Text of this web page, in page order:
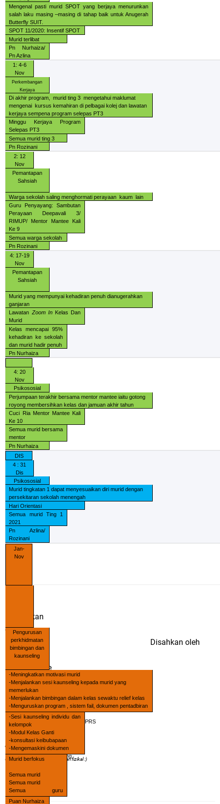
Mengenal pasti murid SPOT yang berjaya menurunkan
salah laku masing –masing di tahap baik untuk Anugerah
Butterfly SUIT.
SPOT 11/2020: Insentif SPOT
Murid terlibat
Pn Nurhaiza/
Pn Azlina
1: 4-6
Nov
Perkembangan
Kerjaya
Di akhir program, murid ting 3 mengetahui maklumat
mengenai kursus kemahiran di pelbagai kolej dan lawatan
kerjaya sempena program selepas PT3
Minggu Kerjaya Program
Selepas PT3
Semua murid ting 3
Pn Rozinani
2: 12
Nov
Pemantapan
Sahsiah
Warga sekolah saling menghormati perayaan kaum lain
Guru Penyayang: Sambutan
Perayaan Deepavali 3/
RIMUP/ Mentor Mantee Kali
Ke 9
Semua warga sekolah
Pn Rozinani
4: 17-19
Nov
Pemantapan
Sahsiah
Murid yang mempunyai kehadiran penuh dianugerahkan
ganjaran
Lawatan Zoom InKelas Dan
Murid
Kelas mencapai 95%
kehadiran ke sekolah
dan murid hadir penuh
Pn Nurhaiza
4: 20
Nov
Psikososial
Perjumpaan terakhir bersama mentor mantee iaitu gotong
royong membersihkan kelas dan jamuan akhir tahun
Cuci Ria Mentor Mantee Kali
Ke 10
Semua murid bersama
mentor
Pn Nurhaiza
DIS
4 : 31
Dis
Psikososial
Murid tingkatan 1 dapat menyesuaikan diri murid dengan
persekitaran sekolah menengah
Hari Orientasi
Semua murid Ting 1
2021
Pn Azlina/
Rozinani
Jan-
Nov
Pengurusan
perkhidmatan
bimbingan dan
kaunseling
-Meningkatkan motivasi murid
-Menjalankan sesi kaunseling kepada murid yang
memerlukan
-Menjalankan bimbingan dalam kelas sewaktu relief kelas
-Menguruskan program , sistem fail, dokumen pentadbiran
dengan berkesan
- Menjalankan latihan kelompok PRS
-Sesi kaunseling individu dan
kelompok
-Modul Kelas Ganti
-konsultasi keibubapaan
-Mengemaskini dokumen
- Amalan Guru Penyayang
Murid berfokus
Semua murid
Semua murid
Semua guru
kaunseling
Puan Nurhaiza
Disediakan
oleh
Disahkan oleh
Nurhaiza Che
Mat
Ketua Guru Kaunseling
Bersin..bersin..bersin
Ubat Selsema yang merehatkan fizikal :)